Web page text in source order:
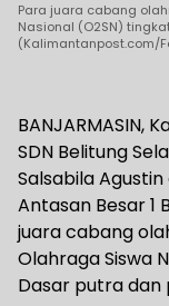
Para juara cabang
Nasional (O2SN)
(Kalimantanpost.com/
BANJARMASIN,
SDN Belitung
Salsabila
Antasan Besar 1
juara cabang
Olahraga Siswa
Dasar putra dan